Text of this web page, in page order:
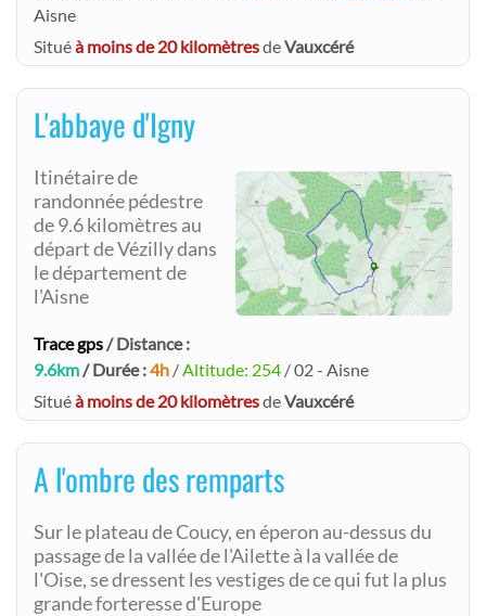
Aisne
Situéà moins de 20 kilomètresdeVauxcéré
L'abbaye d'Igny
Itinétaire de
randonnée pédestre
de 9.6 kilomètres au
départ de Vézilly dans
le département de
l'Aisne
Trace gps/ Distance :
9.6km/ Durée :4h /Altitude: 254 / 02 - Aisne
Situéà moins de 20 kilomètresdeVauxcéré
A l'ombre des remparts
Sur le plateau de Coucy, en éperon au-dessus du
passage de la vallée de l'Ailette à la vallée de
l'Oise, se dressent les vestiges de ce qui fut la plus
grande forteresse d'Europe